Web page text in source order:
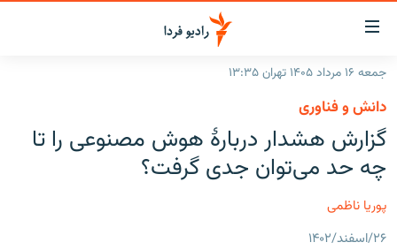
لینک‌های
قابلیت
دسترسی
بازگشت
به
منوی
اصلی
به
صفحه
ایران
جهان
رادیو
پادکست
جمعه ۱۶ مرداد ۱۴۰۵ تهران ۱۳:۳۵
دانش و فناوری
گزارش هشدار دربارهٔ هوش مصنوعی را تا
چه حد می‌توان جدی گرفت؟
پوریا ناظمی
۲۶/اسفند/۱۴۰۲